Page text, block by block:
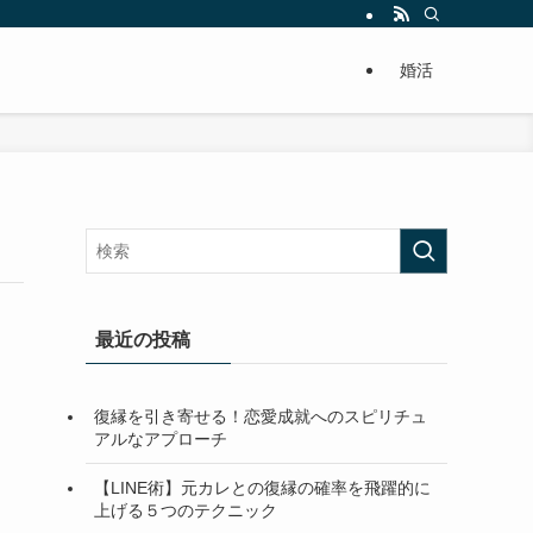
婚活
最近の投稿
復縁を引き寄せる！恋愛成就へのスピリチュ
アルなアプローチ
【LINE術】元カレとの復縁の確率を飛躍的に
上げる５つのテクニック